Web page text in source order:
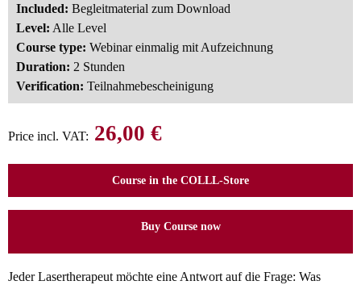
Included: Begleitmaterial zum Download
Level: Alle Level
Course type: Webinar einmalig mit Aufzeichnung
Duration: 2 Stunden
Verification: Teilnahmebescheinigung
Price incl. VAT: 26,00 €
Course in the COLLL-Store
Buy Course now
Jeder Lasertherapeut möchte eine Antwort auf die Frage: Was